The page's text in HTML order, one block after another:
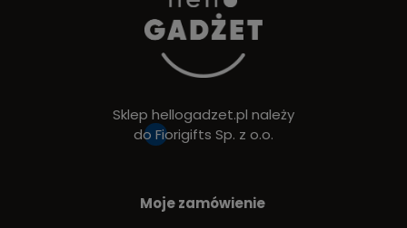
Sklep hellogadzet.pl należy
do Fiorigifts Sp. z o.o.
Moje zamówienie